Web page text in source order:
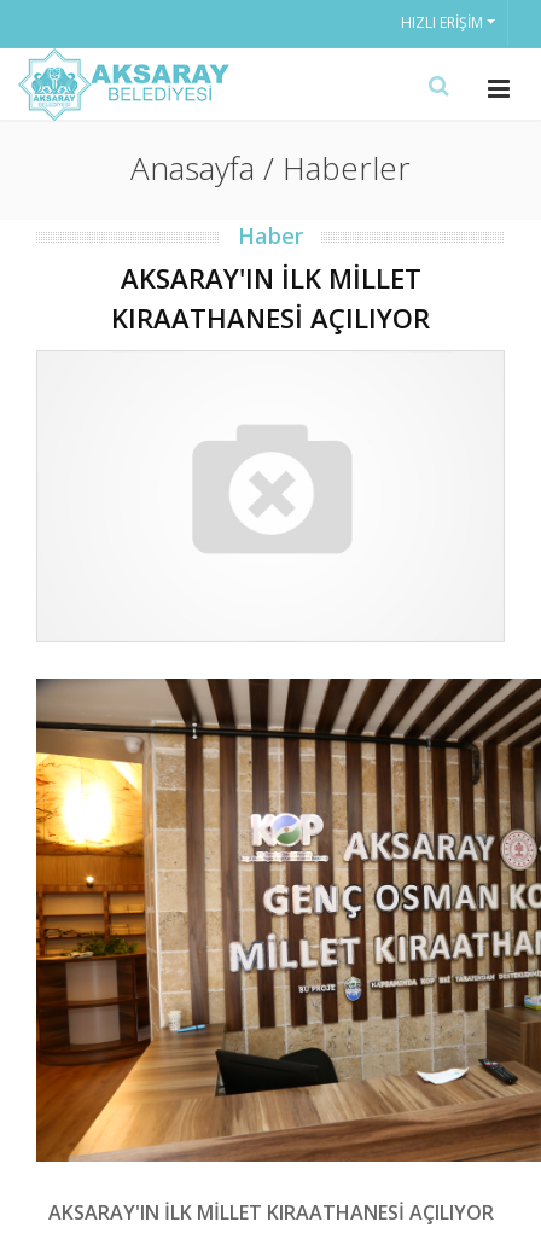
HIZLI ERIŞIM
Anasayfa / Haberler
Haber
AKSARAY'IN İLK MİLLET
KIRAATHANESİ AÇILIYOR
AKSARAY'IN İLK MİLLET KIRAATHANESİ AÇILIYOR